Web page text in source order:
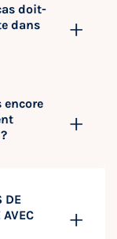
doit-
dans
DE